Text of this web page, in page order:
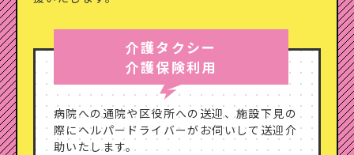
介護タクシー
介護保険利用
病院への通院や区役所への送迎、施設下見の
際にヘルパードライバーがお伺いして送迎介
助いたします。